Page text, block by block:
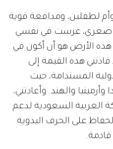
لطفلين، ومدافعة قوية
صغري، غرست في نفسي
الأرض هو أن أكون في
هذه القيمة إلى
المستدامة، حيث
والهند. وأعادتني،
العربية السعودية لدعم
على الحرف اليدوية
قادمة.